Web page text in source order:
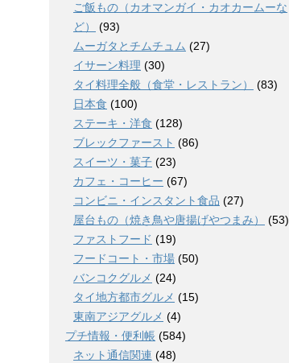
ご飯もの（カオマンガイ・カオカームーな
ど）
(93)
ムーガタとチムチュム (27)
イサーン料理 (30)
タイ料理全般（食堂・レストラン）
(83)
日本食 (100)
ステーキ・洋食 (128)
ブレックファースト (86)
スイーツ・菓子 (23)
カフェ・コーヒー (67)
コンビニ・インスタント食品 (27)
屋台もの（焼き鳥や唐揚げやつまみ）
(53)
ファストフード (19)
フードコート・市場 (50)
バンコクグルメ (24)
タイ地方都市グルメ (15)
東南アジアグルメ (4)
プチ情報・便利帳 (584)
ネット通信関連 (48)